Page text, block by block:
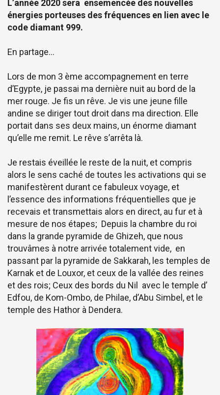
L’année 2020 sera ensemencée des nouvelles
énergies porteuses des fréquences en lien avec le
code diamant 999.
En partage…
Lors de mon 3 ème accompagnement en terre
d’Egypte, je passai ma dernière nuit au bord de la
mer rouge. Je fis un rêve. Je vis une jeune fille
andine se diriger tout droit dans ma direction. Elle
portait dans ses deux mains, un énorme diamant
qu’elle me remit. Le rêve s’arrêta là.
Je restais éveillée le reste de la nuit, et compris
alors le sens caché de toutes les activations qui se
manifestèrent durant ce fabuleux voyage, et
l’essence des informations fréquentielles que je
recevais et transmettais alors en direct, au fur et à
mesure de nos étapes; Depuis la chambre du roi
dans la grande pyramide de Ghizeh, que nous
trouvâmes à notre arrivée totalement vide, en
passant par la pyramide de Sakkarah, les temples de
Karnak et de Louxor, et ceux de la vallée des reines
et des rois; Ceux des bords du Nil avec le temple d’
Edfou, de Kom-Ombo, de Philae, d’Abu Simbel, et le
temple des Hathor à Dendera.